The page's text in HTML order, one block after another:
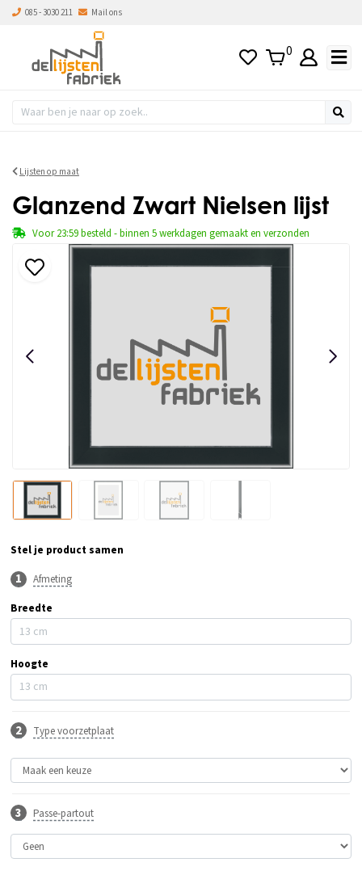
085 - 3030 211 Mail ons
0
Lijsten op maat
Glanzend Zwart Nielsen lijst
Stel je product samen
Afmeting
Breedte
Hoogte
Type voorzetplaat
Passe-partout
Voor 23:59 besteld - binnen 5 werkdagen gemaakt en verzonden